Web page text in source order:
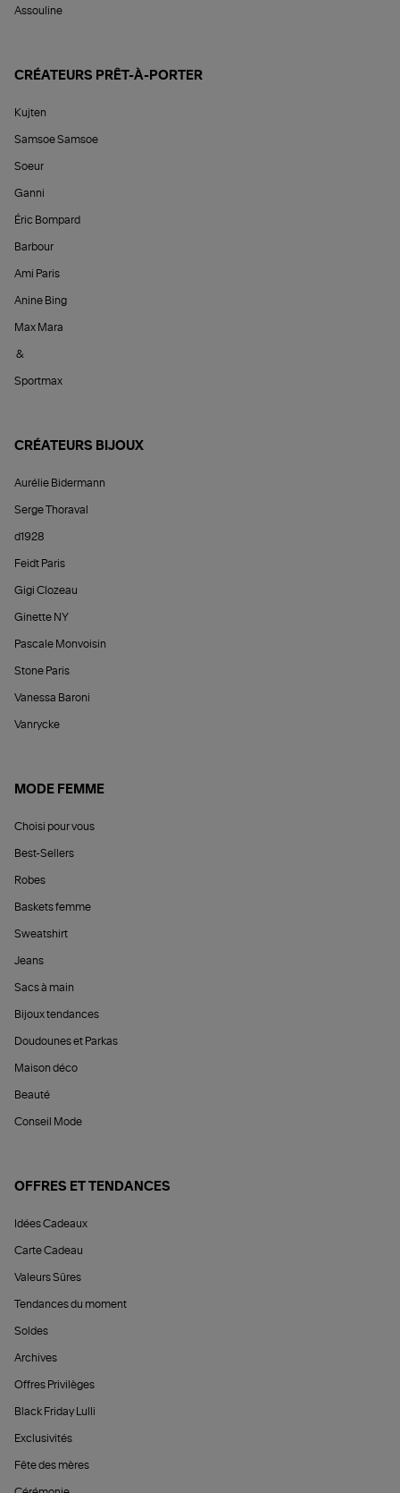
Assouline
CRÉATEURS PRÊT-À-PORTER
Kujten
Samsoe Samsoe
Soeur
Ganni
Éric Bompard
Barbour
Ami Paris
Anine Bing
Max Mara
&
Sportmax
CRÉATEURS BIJOUX
Aurélie Bidermann
Serge Thoraval
d1928
Feidt Paris
Gigi Clozeau
Ginette NY
Pascale Monvoisin
Stone Paris
Vanessa Baroni
Vanrycke
MODE FEMME
Choisi pour vous
Best-Sellers
Robes
Baskets femme
Sweatshirt
Jeans
Sacs à main
Bijoux tendances
Doudounes et Parkas
Maison déco
Beauté
Conseil Mode
OFFRES ET TENDANCES
Idées Cadeaux
Carte Cadeau
Valeurs Sûres
Tendances du moment
Soldes
Archives
Offres Privilèges
Black Friday Lulli
Exclusivités
Fête des mères